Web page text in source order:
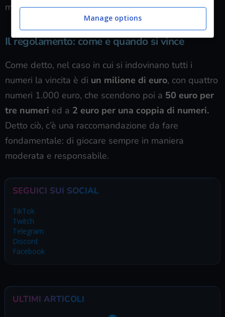
momento sono numerose.
Il regolamento: come e quando si vince
Come detto, nel caso in cui si indovinano tutti i
numeri la vincita è di un milione di euro, con quattro
numeri 1.000 euro, che scendono poi a 50 euro per
tre numeri ed a 2 euro per una coppia di numeri.
Detto ciò, c’è una raccomandazione da fare
fondamentale: di giocare sempre in maniera
moderata e responsabile.
SEGUICI SUI SOCIAL
TikTok
Twitch
Telegram
Discord
Facebook
ULTIMI ARTICOLI
Manage options